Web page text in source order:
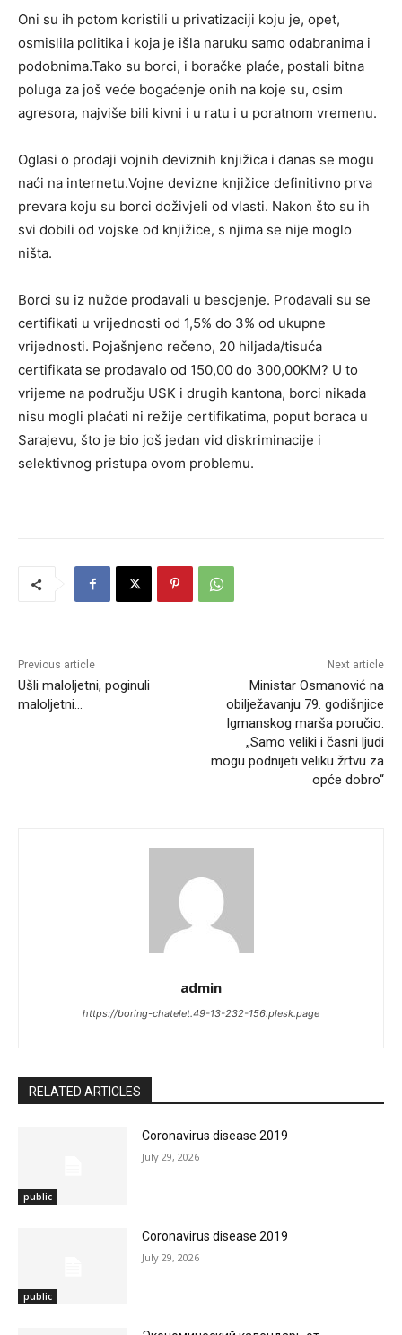
Oni su ih potom koristili u privatizaciji koju je, opet,
osmislila politika i koja je išla naruku samo odabranima i
podobnima.Tako su borci, i boračke plaće, postali bitna
poluga za još veće bogaćenje onih na koje su, osim
agresora, najviše bili kivni i u ratu i u poratnom vremenu.
Oglasi o prodaji vojnih deviznih knjižica i danas se mogu
naći na internetu.Vojne devizne knjižice definitivno prva
prevara koju su borci doživjeli od vlasti. Nakon što su ih
svi dobili od vojske od knjižice, s njima se nije moglo
ništa.
Borci su iz nužde prodavali u bescjenje. Prodavali su se
certifikati u vrijednosti od 1,5% do 3% od ukupne
vrijednosti. Pojašnjeno rečeno, 20 hiljada/tisuća
certifikata se prodavalo od 150,00 do 300,00KM? U to
vrijeme na području USK i drugih kantona, borci nikada
nisu mogli plaćati ni režije certifikatima, poput boraca u
Sarajevu, što je bio još jedan vid diskriminacije i
selektivnog pristupa ovom problemu.
Previous article
Ušli maloljetni, poginuli
maloljetni…
Next article
Ministar Osmanović na
obilježavanju 79. godišnjice
Igmanskog marša poručio:
„Samo veliki i časni ljudi
mogu podnijeti veliku žrtvu za
opće dobro“
admin
https://boring-chatelet.49-13-232-156.plesk.page
RELATED ARTICLES
public
Coronavirus disease 2019
July 29, 2026
public
Coronavirus disease 2019
July 29, 2026